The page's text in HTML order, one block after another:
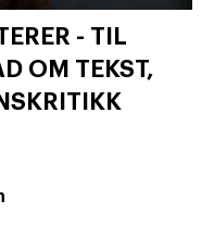
- TIL
OM TEKST,